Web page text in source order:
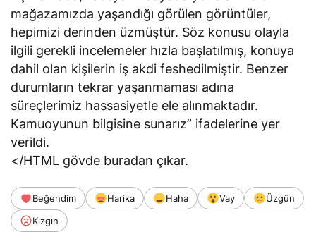
mağazamızda yaşandığı görülen görüntüler,
hepimizi derinden üzmüştür. Söz konusu olayla
ilgili gerekli incelemeler hızla başlatılmış, konuya
dahil olan kişilerin iş akdi feshedilmiştir. Benzer
durumların tekrar yaşanmaması adına
süreçlerimiz hassasiyetle ele alınmaktadır.
Kamuoyunun bilgisine sunarız” ifadelerine yer
verildi.
</HTML gövde buradan çıkar.
Beğendim Harika Haha Vay
Üzgün
Kızgın